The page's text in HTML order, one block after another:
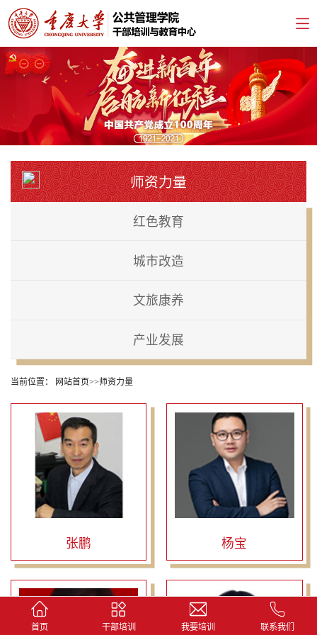
首页 干部培训 我要培训 联系我们
师资力量
红色教育
城市改造
文旅康养
产业发展
当前位置： 网站首页>>师资力量
张鹏 杨宝